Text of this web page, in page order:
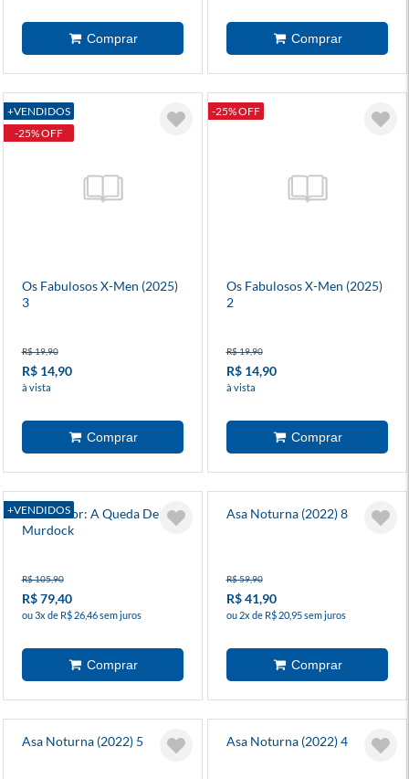
+VENDIDOS
-25% OFF
Os Fabulosos X-Men (2025)
3
R$ 19,90
R$ 14,90
à vista
-25% OFF
Os Fabulosos X-Men (2025)
2
R$ 19,90
R$ 14,90
à vista
+VENDIDOS
Demolidor: A Queda De
Murdock
R$ 105,90
R$ 79,40
ou 3x de R$ 26,46 sem juros
Asa Noturna (2022) 8
R$ 59,90
R$ 41,90
ou 2x de R$ 20,95 sem juros
Asa Noturna (2022) 5 Asa Noturna (2022) 4